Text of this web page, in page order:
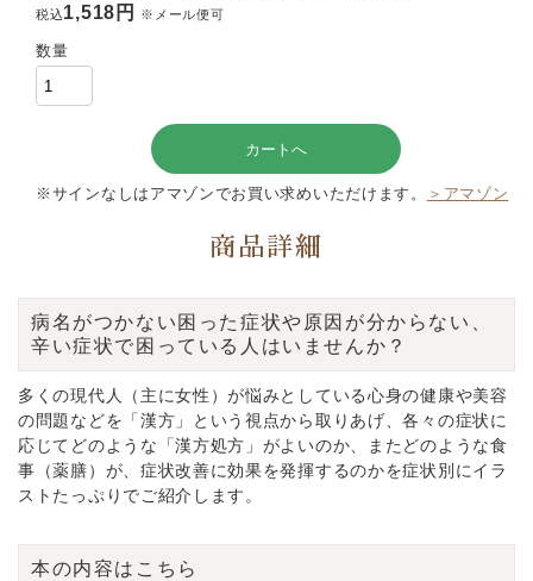
税込1,518円 ※メール便可
数量
※サインなしはアマゾンでお買い求めいただけます。 ＞アマゾン
商品詳細
病名がつかない困った症状や原因が分からない、
辛い症状で困っている人はいませんか？
多くの現代人（主に女性）が悩みとしている心身の健康や美容
の問題などを「漢方」という視点から取りあげ、各々の症状に
応じてどのような「漢方処方」がよいのか、またどのような食
事（薬膳）が、症状改善に効果を発揮するのかを症状別にイラ
ストたっぷりでご紹介します。
本の内容はこちら